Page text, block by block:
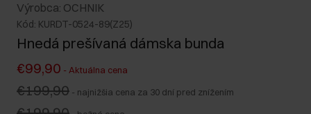
Výrobca: OCHNIK
Kód: KURDT-0524-89(Z25)
Hnedá prešívaná dámska bunda
€99,90 - Aktuálna cena
€199,90 - najnižšia cena za 30 dní pred znížením